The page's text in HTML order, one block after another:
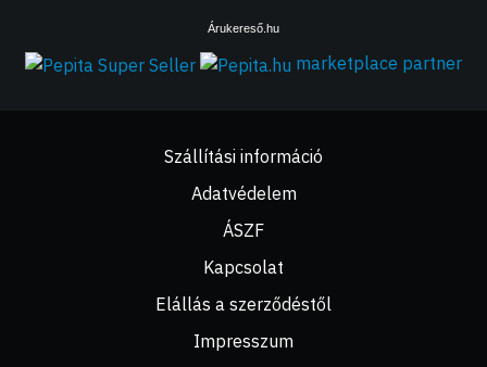
Árukereső.hu
marketplace partner
Szállítási információ
Adatvédelem
ÁSZF
Kapcsolat
Elállás a szerződéstől
Impresszum